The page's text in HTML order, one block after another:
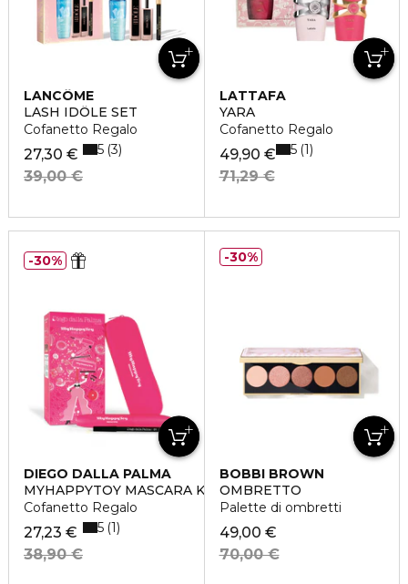
LANCÔME
LASH IDÔLE SET
Cofanetto Regalo
27,30 €
39,00 €
5 3
LATTAFA
YARA
Cofanetto Regalo
49,90 €
71,29 €
5 1
DIEGO DALLA PALMA
MYHAPPYTOY MASCARA KIT
Cofanetto Regalo
27,23 €
38,90 €
5 1
30%
BOBBI BROWN
OMBRETTO
Palette di ombretti
49,00 €
70,00 €
30%